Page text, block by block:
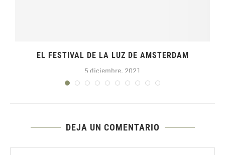
EL FESTIVAL DE LA LUZ DE AMSTERDAM
5 diciembre, 2021
DEJA UN COMENTARIO